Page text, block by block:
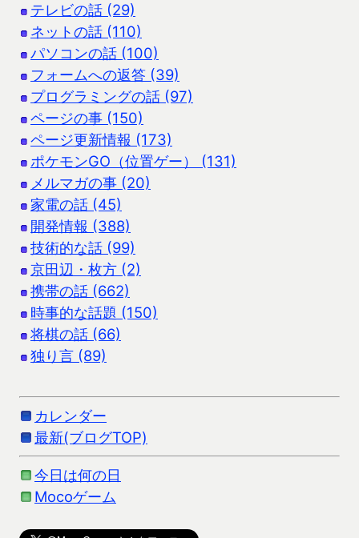
テレビの話 (29)
ネットの話 (110)
パソコンの話 (100)
フォームへの返答 (39)
プログラミングの話 (97)
ページの事 (150)
ページ更新情報 (173)
ポケモンGO（位置ゲー） (131)
メルマガの事 (20)
家電の話 (45)
開発情報 (388)
技術的な話 (99)
京田辺・枚方 (2)
携帯の話 (662)
時事的な話題 (150)
将棋の話 (66)
独り言 (89)
カレンダー
最新(ブログTOP)
今日は何の日
Mocoゲーム